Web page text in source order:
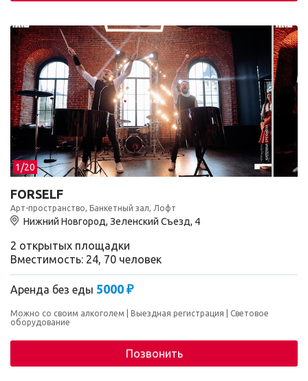
1/20
FORSELF
Арт-пространство, Банкетный зал, Лофт
Нижний Новгород, Зеленский Съезд, 4
2 открытых площадки
Вместимость: 24, 70 человек
Аренда без еды 5000 ₽
Можно со своим алкоголем Выездная регистрация
Световое
оборудование
Позвонить